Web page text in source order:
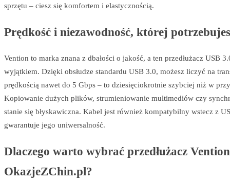
sprzętu – ciesz się komfortem i elastycznością.
Prędkość i niezawodność, której
Vention to marka znana z dbałości o jakość, a ten przedłużacz USB
wyjątkiem. Dzięki obsłudze standardu USB 3.0, możesz liczyć na
prędkością nawet do 5 Gbps – to dziesięciokrotnie szybciej niż w
Kopiowanie dużych plików, strumieniowanie multimediów czy
stanie się błyskawiczna. Kabel jest również kompatybilny wstecz z
gwarantuje jego uniwersalność.
Dlaczego warto wybrać przedłużacz
OkazjeZChin.pl?